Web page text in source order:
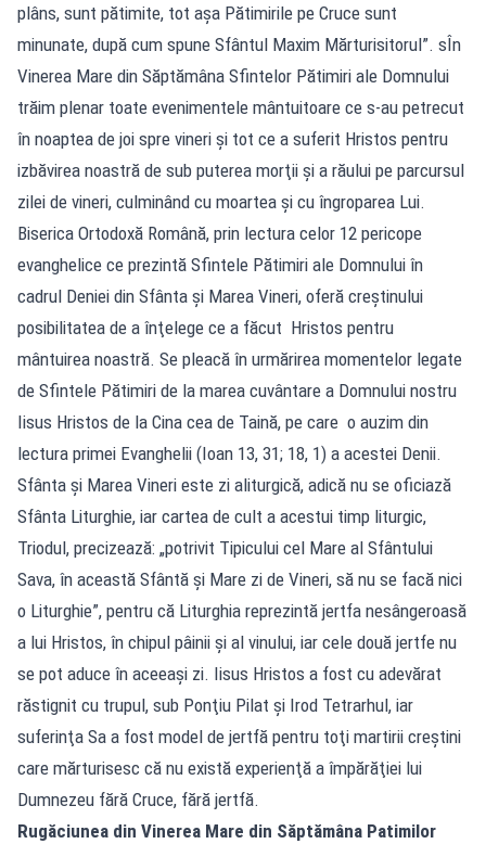
plâns, sunt pătimite, tot aşa Pătimirile pe Cruce sunt
minunate, după cum spune Sfântul Maxim Mărturisitorul”. sÎn
Vinerea Mare din Săptămâna Sfintelor Pătimiri ale Domnului
trăim plenar toate evenimentele mântuitoare ce s-au petrecut
în noaptea de joi spre vineri şi tot ce a suferit Hristos pentru
izbăvirea noastră de sub puterea morţii şi a răului pe parcursul
zilei de vineri, culminând cu moartea şi cu îngroparea Lui.
Biserica Ortodoxă Română, prin lectura celor 12 pericope
evanghelice ce prezintă Sfintele Pătimiri ale Domnului în
cadrul Deniei din Sfânta şi Marea Vineri, oferă creştinului
posibilitatea de a înţelege ce a făcut Hristos pentru
mântuirea noastră. Se pleacă în urmărirea momentelor legate
de Sfintele Pătimiri de la marea cuvântare a Domnului nostru
Iisus Hristos de la Cina cea de Taină, pe care o auzim din
lectura primei Evanghelii (Ioan 13, 31; 18, 1) a acestei Denii.
Sfânta şi Marea Vineri este zi aliturgică, adică nu se oficiază
Sfânta Liturghie, iar cartea de cult a acestui timp liturgic,
Triodul, precizează: „potrivit Tipicului cel Mare al Sfântului
Sava, în această Sfântă şi Mare zi de Vineri, să nu se facă nici
o Liturghie”, pentru că Liturghia reprezintă jertfa nesângeroasă
a lui Hristos, în chipul pâinii şi al vinului, iar cele două jertfe nu
se pot aduce în aceeaşi zi. Iisus Hristos a fost cu adevărat
răstignit cu trupul, sub Ponţiu Pilat şi Irod Tetrarhul, iar
suferinţa Sa a fost model de jertfă pentru toţi martirii creştini
care mărturisesc că nu există experienţă a împărăţiei lui
Dumnezeu fără Cruce, fără jertfă.
Rugăciunea din Vinerea Mare din Săptămâna Patimilor